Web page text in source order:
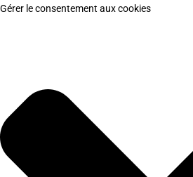
Gérer le consentement aux cookies